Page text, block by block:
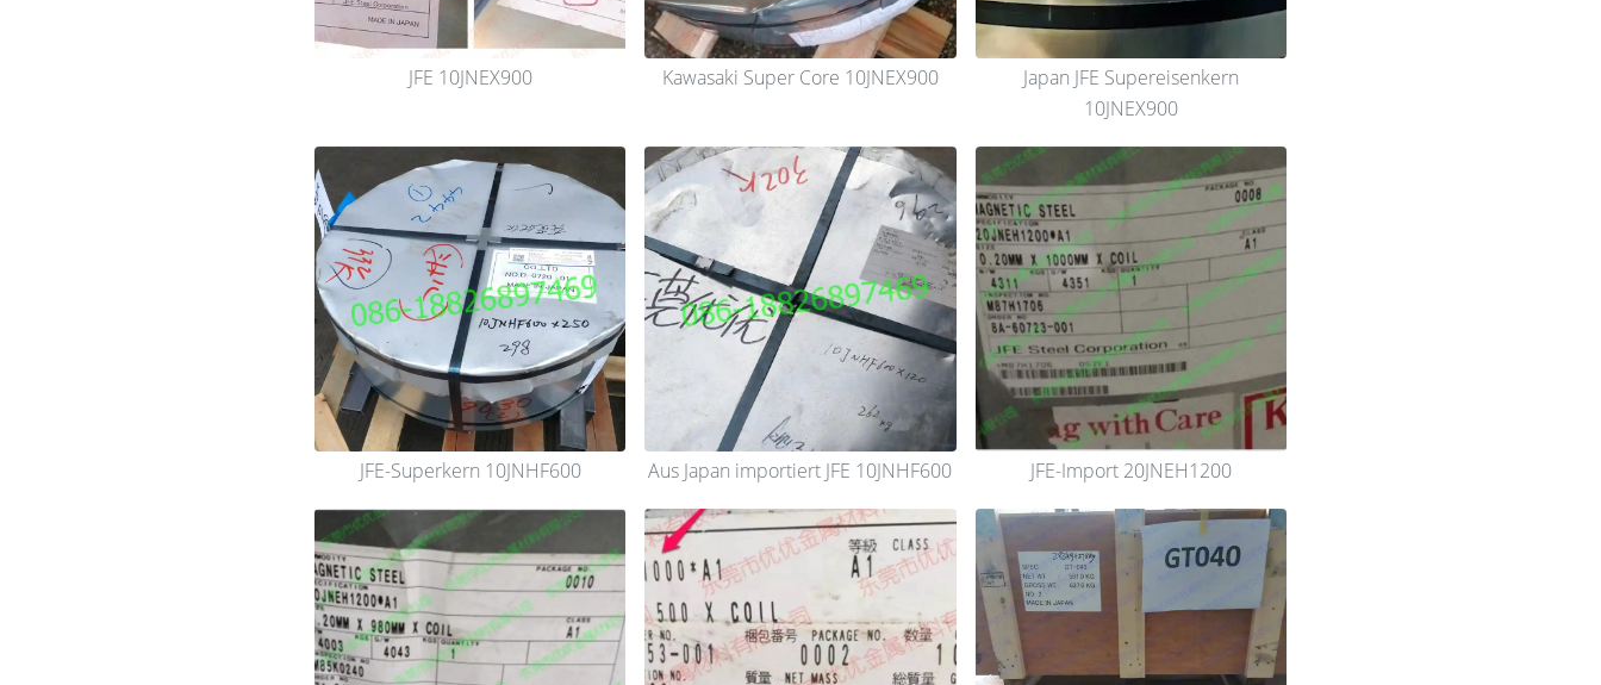
JFE 10JNEX900 Kawasaki Super Core 10JNEX900
Japan JFE Supereisenkern
10JNEX900
JFE-Superkern 10JNHF600 Aus Japan importiert JFE 10JNHF600 JFE-Import 20JNEH1200